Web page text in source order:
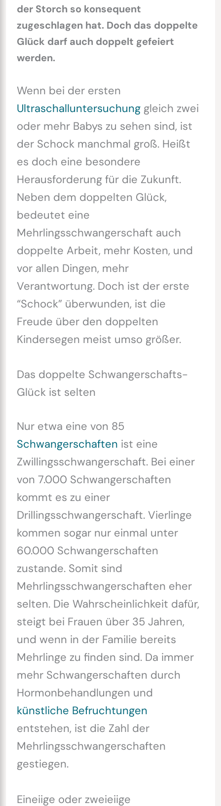
der Storch so konsequent
zugeschlagen hat. Doch das doppelte
Glück darf auch doppelt gefeiert
werden.
Wenn bei der ersten
Ultraschalluntersuchunggleich zwei
oder mehr Babys zu sehen sind, ist
der Schock manchmal groß. Heißt
es doch eine besondere
Herausforderung für die Zukunft.
Neben dem doppelten Glück,
bedeutet eine
Mehrlingsschwangerschaft auch
doppelte Arbeit, mehr Kosten, und
vor allen Dingen, mehr
Verantwortung. Doch ist der erste
“Schock” überwunden, ist die
Freude über den doppelten
Kindersegen meist umso größer.
Das doppelte Schwangerschafts-
Glück ist selten
Nur etwa eine von 85
Schwangerschaften ist eine
Zwillingsschwangerschaft. Bei einer
von 7.000 Schwangerschaften
kommt es zu einer
Drillingsschwangerschaft. Vierlinge
kommen sogar nur einmal unter
60.000 Schwangerschaften
zustande. Somit sind
Mehrlingsschwangerschaften eher
selten. Die Wahrscheinlichkeit dafür,
steigt bei Frauen über 35 Jahren,
und wenn in der Familie bereits
Mehrlinge zu finden sind. Da immer
mehr Schwangerschaften durch
Hormonbehandlungen und
künstliche Befruchtungen
entstehen, ist die Zahl der
Mehrlingsschwangerschaften
gestiegen.
Eineiige oder zweieiige